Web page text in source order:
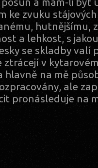
ke zvuku
hutnějšímu,
a lehkost, s
se skladby valí
ztrácejí v
hlavně na mě
ale
pronásleduje na